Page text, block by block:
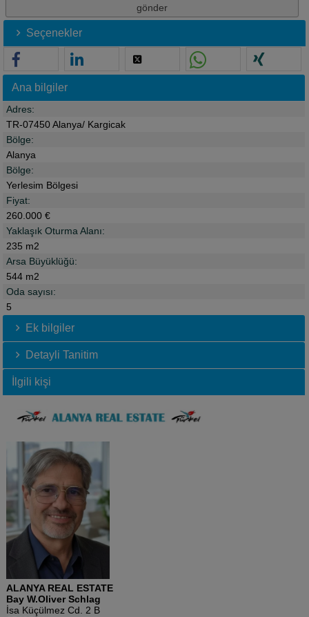
Seçenekler
Ana bilgiler
Adres:
TR-07450 Alanya/ Kargicak
Bölge:
Alanya
Bölge:
Yerlesim Bölgesi
Fiyat:
260.000 €
Yaklaşık Oturma Alanı:
235 m2
Arsa Büyüklüğü:
544 m2
Oda sayısı:
5
Ek bilgiler
Detayli Tanitim
İlgili kişi
ALANYA REAL ESTATE
Bay W.Oliver Schlag
İsa Küçülmez Cd. 2 B